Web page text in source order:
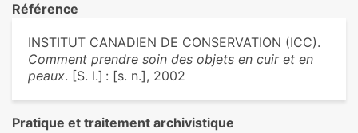
Référence
INSTITUT CANADIEN DE CONSERVATION (ICC).
Comment prendre soin des objets en cuir et en
peaux. [S. l.] : [s. n.], 2002
Pratique et traitement archivistique